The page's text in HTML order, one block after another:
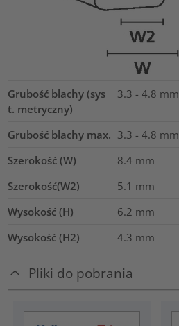
Grubość blachy (sys
t. metryczny)
3.3 - 4.8 mm
Grubość blachy max. 3.3 - 4.8 mm
Szerokość (W)
8.4 mm
Szerokość(W2)
5.1 mm
Wysokość (H)
6.2 mm
Wysokość (H2)
4.3 mm
Pliki do pobrania